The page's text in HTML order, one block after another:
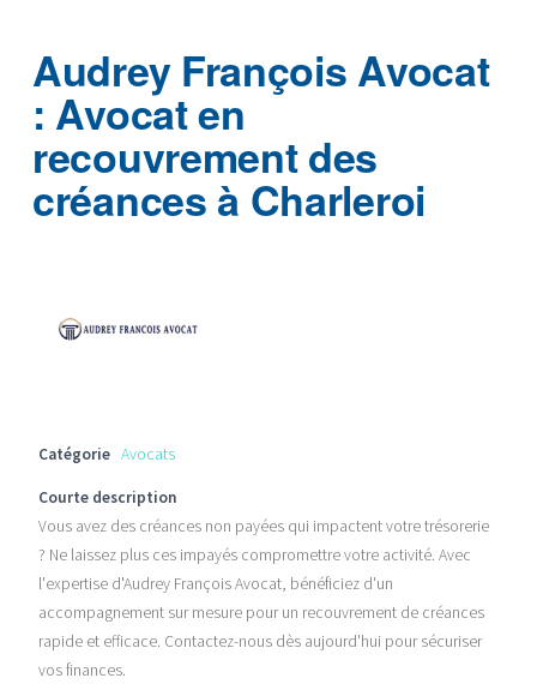
Audrey François Avocat
: Avocat en
recouvrement des
créances à Charleroi
Catégorie Avocats
Courte description
Vous avez des créances non payées qui impactent votre trésorerie
? Ne laissez plus ces impayés compromettre votre activité. Avec
l'expertise d'Audrey François Avocat, bénéficiez d'un
accompagnement sur mesure pour un recouvrement de créances
rapide et efficace. Contactez-nous dès aujourd'hui pour sécuriser
vos finances.